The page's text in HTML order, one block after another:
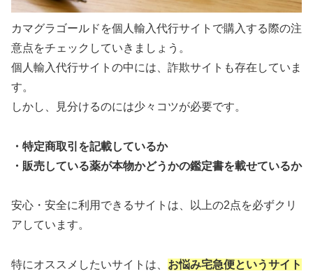
カマグラゴールドを個人輸入代行サイトで購入する際の注
意点をチェックしていきましょう。
個人輸入代行サイトの中には、詐欺サイトも存在していま
す。
しかし、見分けるのには少々コツが必要です。
・特定商取引を記載しているか
・販売している薬が本物かどうかの鑑定書を載せているか
安心・安全に利用できるサイトは、以上の2点を必ずクリ
アしています。
特にオススメしたいサイトは、 お悩み宅急便というサイト